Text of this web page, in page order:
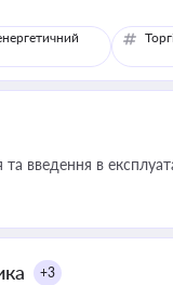
введення в
+3